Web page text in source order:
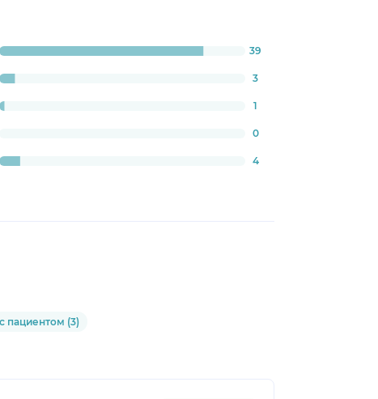
39
3
1
0
4
пациентом (3)